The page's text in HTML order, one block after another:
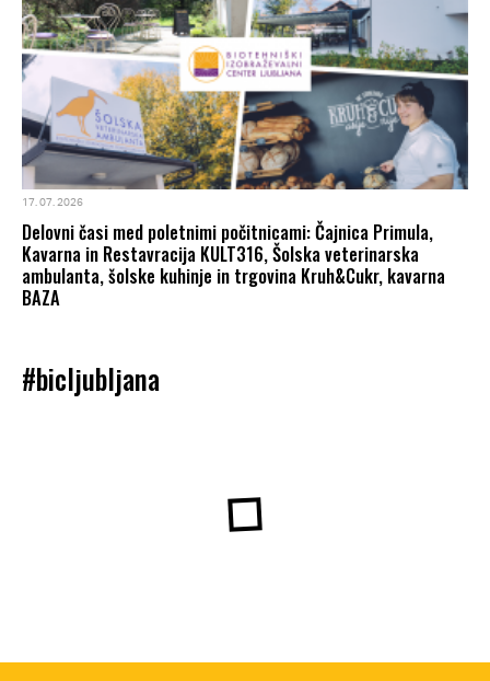
17. 07. 2026
Delovni časi med poletnimi počitnicami: Čajnica Primula,
Kavarna in Restavracija KULT316, Šolska veterinarska
ambulanta, šolske kuhinje in trgovina Kruh&Cukr, kavarna
BAZA
#bicljubljana